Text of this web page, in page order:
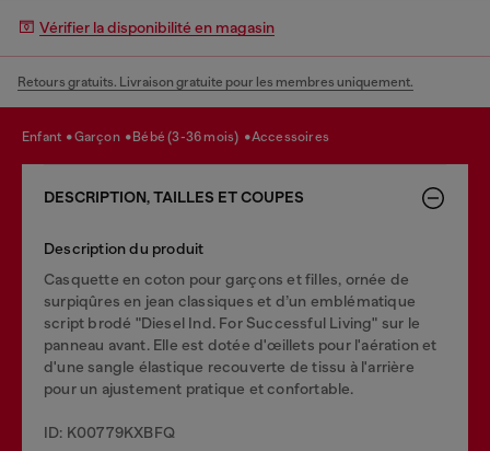
Vérifier la disponibilité en magasin
Retours gratuits. Livraison gratuite pour les membres uniquement.
enfant garçon bébé (3-36 mois) accessoires
DESCRIPTION, TAILLES ET COUPES
Description du produit
Casquette en coton pour garçons et filles, ornée de
surpiqûres en jean classiques et d’un emblématique
script brodé "Diesel Ind. For Successful Living" sur le
panneau avant. Elle est dotée d'œillets pour l'aération et
d'une sangle élastique recouverte de tissu à l'arrière
pour un ajustement pratique et confortable.
ID: K00779KXBFQ